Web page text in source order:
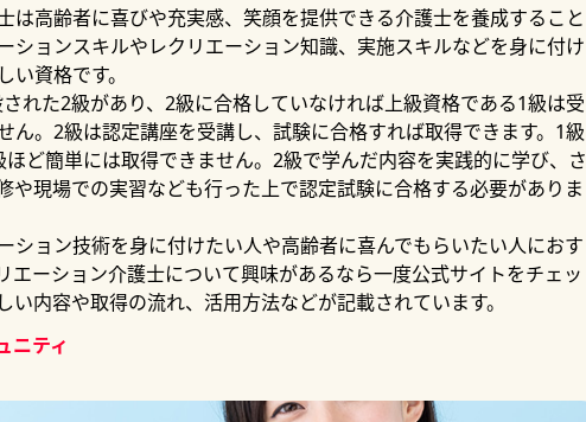
は高齢者に喜びや充実感、笑顔を提供できる介護士を養成すること
ションスキルやレクリエーション知識、実施スキルなどを身に付け
い資格です。
れた2級があり、2級に合格していなければ上級資格である1級は受
ん。2級は認定講座を受講し、試験に合格すれば取得できます。1級
ど簡単には取得できません。2級で学んだ内容を実践的に学び、さ
や現場での実習なども行った上で認定試験に合格する必要がありま
ション技術を身に付けたい人や高齢者に喜んでもらいたい人におす
エーション介護士について興味があるなら一度公式サイトをチェッ
い内容や取得の流れ、活用方法などが記載されています。